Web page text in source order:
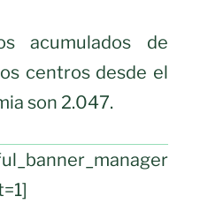
acumulados de
centros desde el
son 2.047.